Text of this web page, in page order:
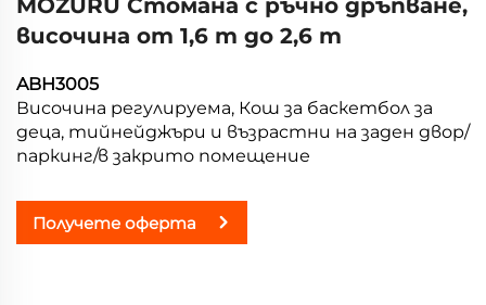
MOZURU Стомана с ръчно дръпване,
височина от 1,6 m до 2,6 m
ABH3005
Височина регулируема, Кош за баскетбол за
деца, тийнейджъри и възрастни на заден двор/
паркинг/в закрито помещение
Получете оферта